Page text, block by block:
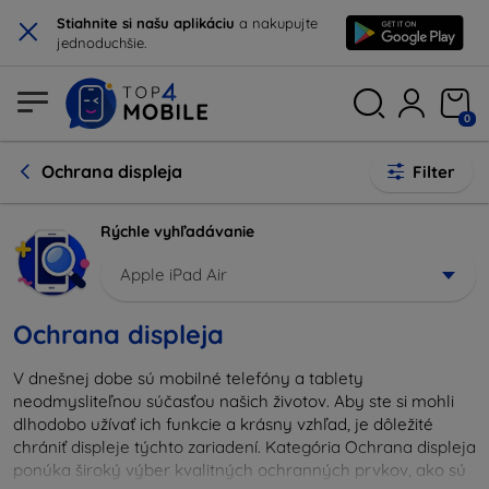
× Stiahnite si našu aplikáciu a nakupujte
jednoduchšie.
0
Ochrana displeja Filter
Rýchle vyhľadávanie
Apple iPad Air
Ochrana displeja
V dnešnej dobe sú mobilné telefóny a tablety
neodmysliteľnou súčasťou našich životov. Aby ste si mohli
dlhodobo užívať ich funkcie a krásny vzhľad, je dôležité
chrániť displeje týchto zariadení. Kategória Ochrana displeja
ponúka široký výber kvalitných ochranných prvkov, ako sú